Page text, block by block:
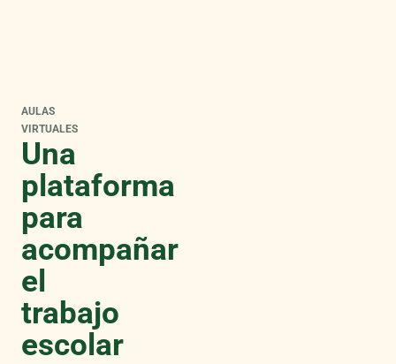
AULAS
VIRTUALES
Una
plataforma
para
acompañar
el
trabajo
escolar